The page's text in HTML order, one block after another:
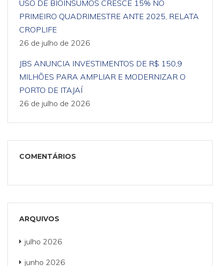
USO DE BIOINSUMOS CRESCE 15% NO
PRIMEIRO QUADRIMESTRE ANTE 2025, RELATA
CROPLIFE
26 de julho de 2026
JBS ANUNCIA INVESTIMENTOS DE R$ 150,9
MILHÕES PARA AMPLIAR E MODERNIZAR O
PORTO DE ITAJAÍ
26 de julho de 2026
COMENTÁRIOS
ARQUIVOS
julho 2026
junho 2026